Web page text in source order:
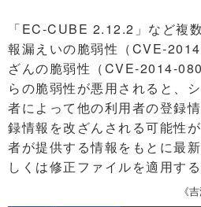
「EC-CUBE 2.12.2」など複
報漏えいの脆弱性（CVE-
ざんの脆弱性（CVE-2014-
らの脆弱性が悪用されると、
者によって他の利用者の登録
録情報を改ざんされる可能性
者が提供する情報をもとに最
しくは修正ファイルを適用す
《